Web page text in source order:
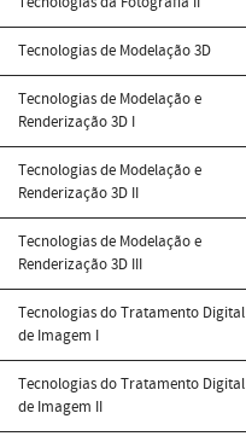
Tecnologias de Modelação 3D
Tecnologias de Modelação e
Renderização 3D I
Tecnologias de Modelação e
Renderização 3D II
Tecnologias de Modelação e
Renderização 3D III
Tecnologias do Tratamento Digital
de Imagem I
Tecnologias do Tratamento Digital
de Imagem II